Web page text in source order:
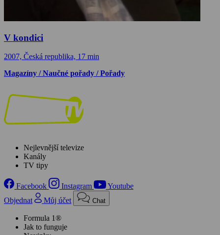
V kondici
2007, Česká republika, 17 min
Magazíny / Naučné pořady / Pořady
Nejlevnější televize
Kanály
TV tipy
Facebook Instagram
Youtube
Objednat
Můj účet Chat
Formula 1®
Jak to funguje